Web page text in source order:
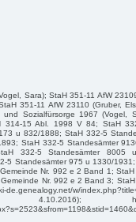
Sara); StaH 351-11 AfW
351-11 AfW 23110 (Gruber,
Sozialfürsorge 1967 (Vogel,
314-15 Abl. 1998 V 84; StaH
u 832/1888; StaH 332-5
StaH 332-5 Standesämter
332-5 Standesämter 8005
5 Standesämter 975 u 1330/
Nr. 992 e 2 Band 1;
Nr. 992 e 2 Band 3;
w/
https://